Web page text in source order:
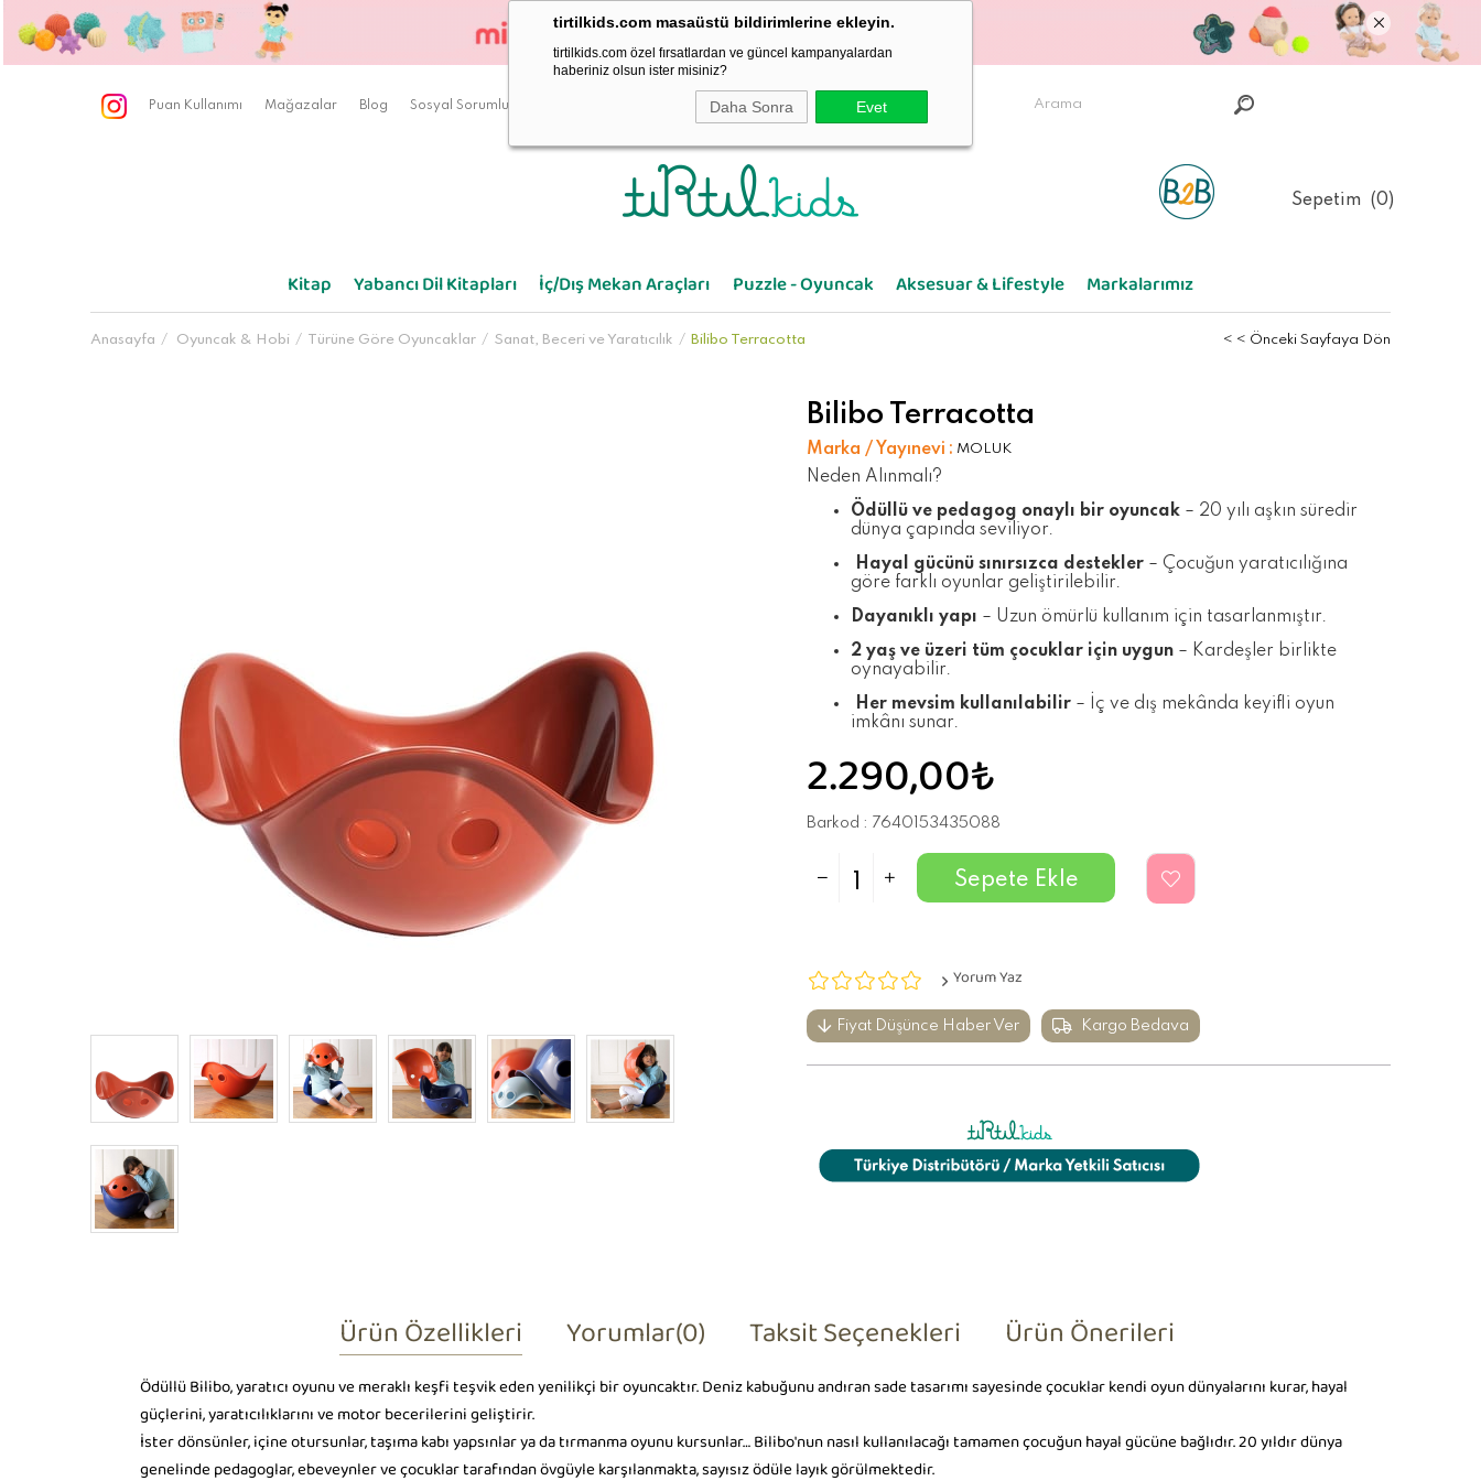
tirtilkids.com masaüstü bildirimlerine ekleyin.
tirtilkids.com özel fırsatlardan ve güncel kampanyalardan
haberiniz olsun ister misiniz?
Daha Sonra Evet
Puan Kullanımı Mağazalar Blog Sosyal Sorumluluk
Sepetim 0
Kitap Yabancı Dil Kitapları İç/Dış Mekan Araçları Puzzle - Oyuncak Aksesuar & Lifestyle Markalarımız
Anasayfa Oyuncak & Hobi Türüne Göre Oyuncaklar Sanat, Beceri ve Yaratıcılık Bilibo Terracotta < < Önceki Sayfaya Dön
Bilibo Terracotta
Marka / Yayınevi : MOLUK
Neden Alınmalı?
Ödüllü ve pedagog onaylı bir oyuncak – 20 yılı aşkın süredir
dünya çapında seviliyor.
Hayal gücünü sınırsızca destekler – Çocuğun yaratıcılığına
göre farklı oyunlar geliştirilebilir.
Dayanıklı yapı – Uzun ömürlü kullanım için tasarlanmıştır.
2 yaş ve üzeri tüm çocuklar için uygun – Kardeşler birlikte
oynayabilir.
Her mevsim kullanılabilir – İç ve dış mekânda keyifli oyun
imkânı sunar.
2.290,00₺
Barkod : 7640153435088
Yorum Yaz
Fiyat Düşünce Haber Ver Kargo Bedava
Ürün Özellikleri Yorumlar(0) Taksit Seçenekleri Ürün Önerileri
Ödüllü Bilibo, yaratıcı oyunu ve meraklı keşfi teşvik eden yenilikçi bir oyuncaktır. Deniz kabuğunu andıran sade tasarımı sayesinde çocuklar kendi oyun dünyalarını kurar, hayal
güçlerini, yaratıcılıklarını ve motor becerilerini geliştirir.
İster dönsünler, içine otursunlar, taşıma kabı yapsınlar ya da tırmanma oyunu kursunlar… Bilibo'nun nasıl kullanılacağı tamamen çocuğun hayal gücüne bağlıdır. 20 yıldır dünya